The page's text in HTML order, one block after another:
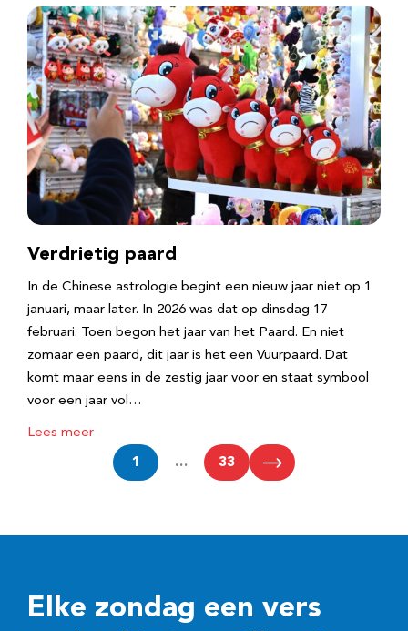
Verdrietig paard
In de Chinese astrologie begint een nieuw jaar niet op 1
januari, maar later. In 2026 was dat op dinsdag 17
februari. Toen begon het jaar van het Paard. En niet
zomaar een paard, dit jaar is het een Vuurpaard. Dat
komt maar eens in de zestig jaar voor en staat symbool
voor een jaar vol…
Lees meer
1 … 33
Elke zondag een vers